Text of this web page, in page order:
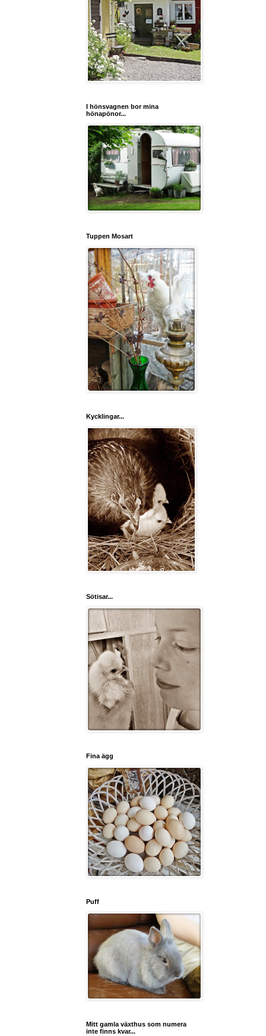
I hönsvagnen bor mina
hönapönor...
Tuppen Mosart
Kycklingar...
Sötisar...
Fina ägg
Puff
Mitt gamla växthus som numera
inte finns kvar...